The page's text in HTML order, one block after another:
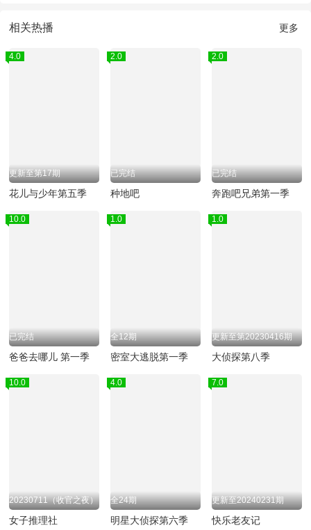
相关热播 更多
4.0
更新至第17期
花儿与少年第五季
2.0
已完结
种地吧
2.0
已完结
奔跑吧兄弟第一季
10.0
已完结
爸爸去哪儿 第一季
1.0
全12期
密室大逃脱第一季
1.0
更新至第20230416期
大侦探第八季
10.0
20230711（收官之夜）
女子推理社
4.0
全24期
明星大侦探第六季
7.0
更新至20240231期
快乐老友记